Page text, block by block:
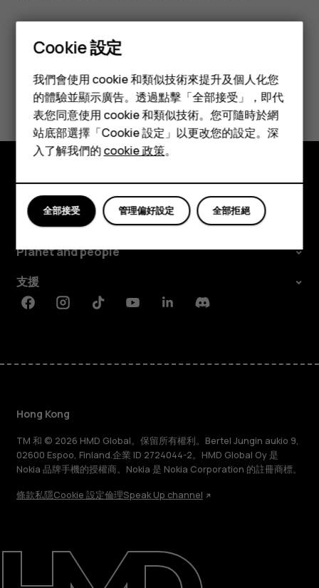
智慧型手機
功能型手機
配件
平板電腦
關於
維修、循環再用、回收再造
您認為這有幫助嗎？
是 否
關於
Planet and people
支援
FacebookInstagramTiktokYoutubeLinkedinDiscord
Hong Kong
TM 和 © 2026 HMD Global。保留所有權利。Bertel Jungin aukio 9,
02600 Espoo, Finland.企業 ID 2724044-2。HMD Global Oy 是
Nokia 品牌手機的授權商。Nokia 是 Nokia Corporation 的註冊商標。
條款私隱Cookie 設定倫理Speak Up channel
Cookie 設定
我們會使用 cookie 和類似技術來提升及個人化您
的體驗並顯示廣告。透過點擊「全部接受」，即代
表您同意使用 cookie 和類似技術。您可隨時於網
站底部選擇「Cookie 設定」以更改您的設定。深
入了解我們的cookie 政策。
全部拒絕
管理偏好設定
全部接受